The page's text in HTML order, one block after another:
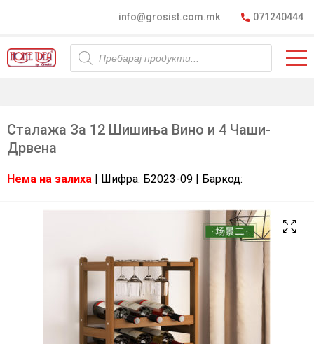
info@grosist.com.mk 071240444
Products
search
Сталажа За 12 Шишиња Вино и 4 Чаши-
Дрвена
Нема на залиха | Шифра: Б2023-09 | Баркод: